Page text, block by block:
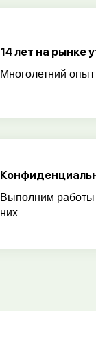
14 лет на рынке
Многолетний
Выполним
них